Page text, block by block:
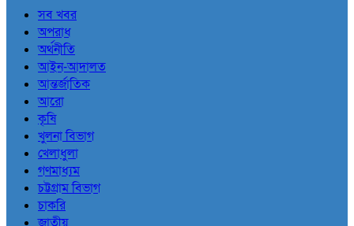
সব খবর
অপরাধ
অর্থনীতি
আইন-আদালত
আন্তর্জাতিক
আরো
কৃষি
খুলনা বিভাগ
খেলাধুলা
গণমাধ্যম
চট্টগ্রাম বিভাগ
চাকরি